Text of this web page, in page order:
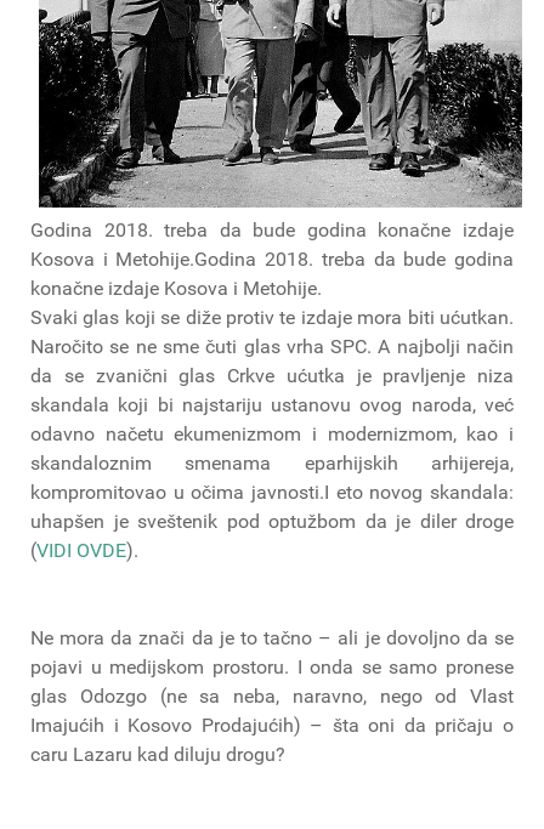
Godina 2018. treba da bude godina konačne izdaje
Kosova i Metohije.Godina 2018. treba da bude godina
konačne izdaje Kosova i Metohije.
Svaki glas koji se diže protiv te izdaje mora biti ućutkan.
Naročito se ne sme čuti glas vrha SPC. A najbolji način
da se zvanični glas Crkve ućutka je pravljenje niza
skandala koji bi najstariju ustanovu ovog naroda, već
odavno načetu ekumenizmom i modernizmom, kao i
skandaloznim smenama eparhijskih arhijereja,
kompromitovao u očima javnosti.I eto novog skandala:
uhapšen je sveštenik pod optužbom da je diler droge
(VIDI OVDE).
Ne mora da znači da je to tačno – ali je dovoljno da se
pojavi u medijskom prostoru. I onda se samo pronese
glas Odozgo (ne sa neba, naravno, nego od Vlast
Imajućih i Kosovo Prodajućih) – šta oni da pričaju o
caru Lazaru kad diluju drogu?